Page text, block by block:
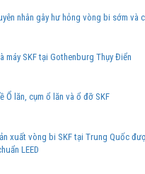
nhân gây hư hỏng vòng bi sớm và
máy SKF tại Gothenburg Thụy Điển
Ổ lăn, cụm ổ lăn và ổ đỡ SKF
xuất vòng bi SKF tại Trung Quốc
LEED